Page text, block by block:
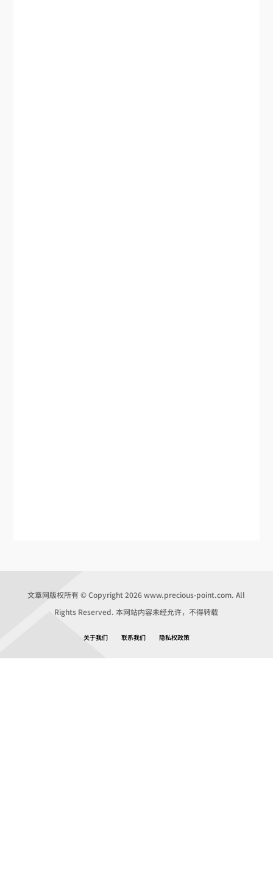
文章网版权所有 © Copyright 2026 www.precious-point.com. All
Rights Reserved. 本网站内容未经允许，不得转载
关于我们 联系我们 隐私权政策